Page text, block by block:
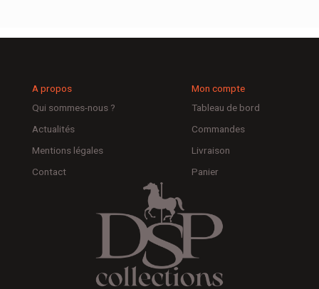
A propos
Qui sommes-nous ?
Actualités
Mentions légales
Contact
Mon compte
Tableau de bord
Commandes
Livraison
Panier